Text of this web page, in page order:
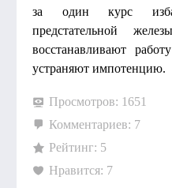
за один курс
предстательной
восстанавливают
устраняют импотенцию.
Просмотров: 1651
Комментариев: 7
Рейтинг: 5
Нравится: 7